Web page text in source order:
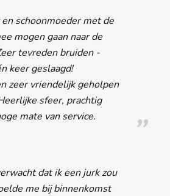
schoonmoeder met de
mogen gaan naar de
tevreden bruiden -
keer geslaagd!
zeer vriendelijk geholpen
sfeer, prachtig
mate van service.
dat ik een jurk zou
me bij binnenkomst